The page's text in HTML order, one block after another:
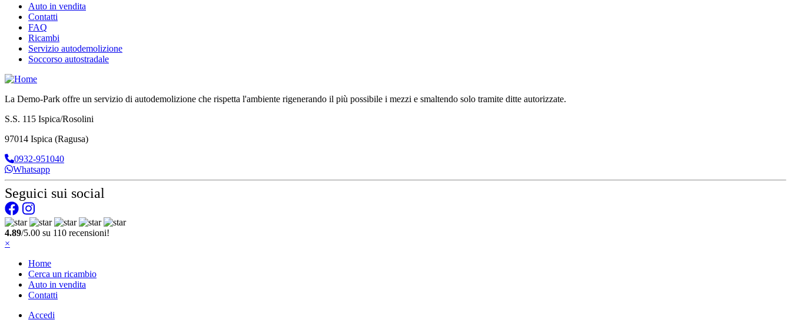
Auto in vendita
Contatti
FAQ
Ricambi
Servizio autodemolizione
Soccorso autostradale
La Demo-Park offre un servizio di autodemolizione che rispetta l'ambiente rigenerando il più possibile i mezzi e smaltendo solo tramite ditte autorizzate.
S.S. 115 Ispica/Rosolini
97014 Ispica (Ragusa)
0932-951040
Whatsapp
Seguici sui social
4.89/5.00 su 110 recensioni!
×
Home
Cerca un ricambio
Auto in vendita
Contatti
Accedi